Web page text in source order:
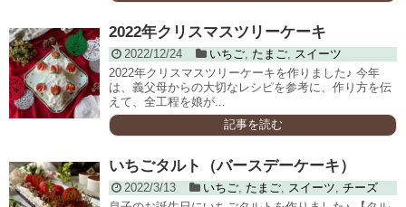
2022年クリスマスツリーケーキ
2022/12/24 いちご, たまご, スイーツ
2022年クリスマスツリーケーキを作りました♪ 今年
は、義父母からの大切なレシピを参考に、作り方を伝
えて、全工程を娘が...
記事を読む
いちごタルト（バースデーケーキ）
2022/3/13 いちご, たまご, スイーツ, チーズ